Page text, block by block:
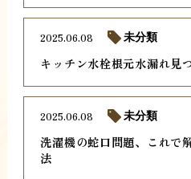
キッチン水栓根元水漏れ見
2025.06.08 未分類
洗濯機の蛇口問題、これで
法
2025.06.08 未分類